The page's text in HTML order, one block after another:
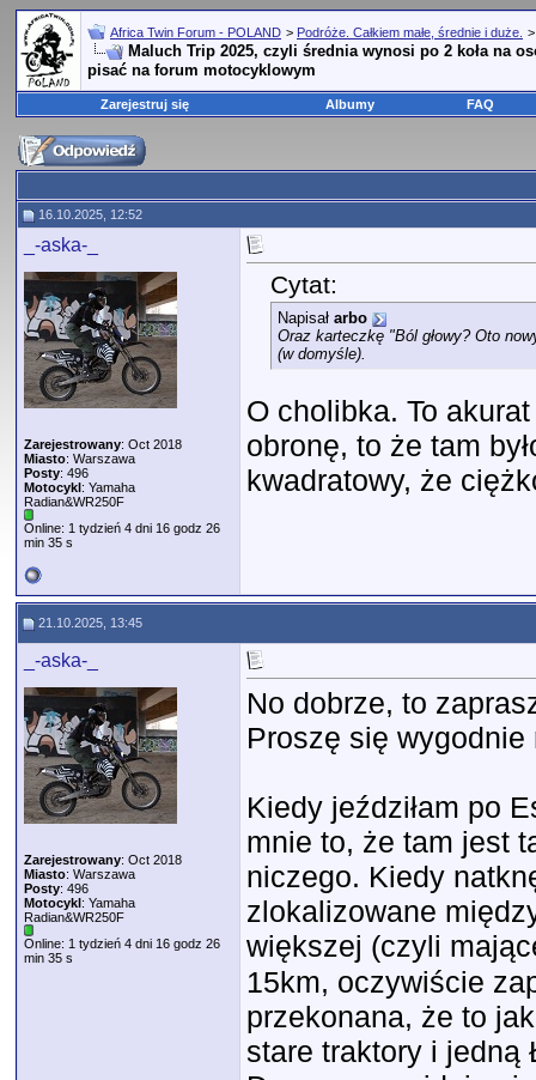
Africa Twin Forum - POLAND > Podróże. Całkiem małe, średnie i duże.
Maluch Trip 2025, czyli średnia wynosi po 2 koła na
pisać na forum motocyklowym
Zarejestruj się Albumy FAQ
16.10.2025, 12:52
_-aska-_
Zarejestrowany: Oct 2018
Miasto: Warszawa
Posty: 496
Motocykl: Yamaha
Radian&WR250F
Online: 1 tydzień 4 dni 16 godz 26
min 35 s
Cytat:
Napisał arbo
Oraz karteczkę "Ból głowy? Oto
(w domyśle).
O cholibka. To
obronę, to że tam
kwadratowy, że
21.10.2025, 13:45
_-aska-_
Zarejestrowany: Oct 2018
Miasto: Warszawa
Posty: 496
Motocykl: Yamaha
Radian&WR250F
Online: 1 tydzień 4 dni 16 godz 26
min 35 s
No dobrze, to
Proszę się
Kiedy jeździłam po
mnie to, że tam jest
niczego. Kiedy
zlokalizowane
większej (czyli
15km, oczywiście
przekonana, że to
stare traktory i jedną